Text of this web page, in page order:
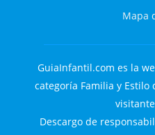
Mapa
GuiaInfantil.com es la
categoría Familia y Estilo
Descargo de